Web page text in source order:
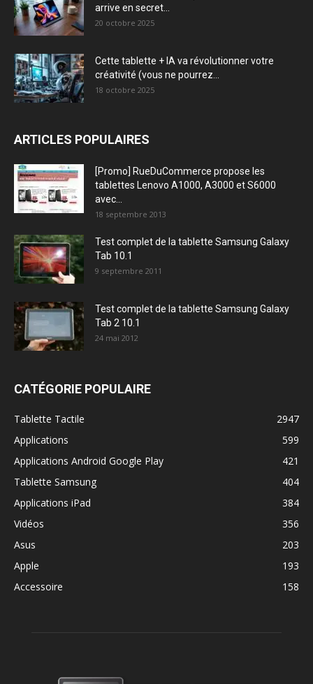
arrive en secret...
20 octobre 2025
Cette tablette + IA va révolutionner votre
créativité (vous ne pourrez...
18 octobre 2025
ARTICLES POPULAIRES
[Promo] RueDuCommerce propose les
tablettes Lenovo A1000, A3000 et S6000
avec...
18 septembre 2013
Test complet de la tablette Samsung Galaxy
Tab 10.1
9 septembre 2011
Test complet de la tablette Samsung Galaxy
Tab 2 10.1
24 mai 2012
CATÉGORIE POPULAIRE
Tablette Tactile
2947
Applications
599
Applications Android Google Play
421
Tablette Samsung
404
Applications iPad
384
Vidéos
356
Asus
203
Apple
193
Accessoire
158